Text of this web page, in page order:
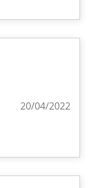
20/04/2022